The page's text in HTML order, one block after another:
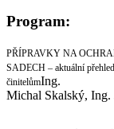
Program:
PŘÍPRAVKY NA
SADECH – aktuální
činitelůmIng.
Michal Skalský,